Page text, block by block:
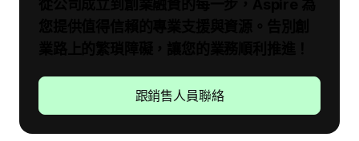
跟銷售人員聯絡